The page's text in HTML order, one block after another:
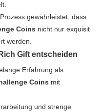
gewährleistet, dass
Coins nicht nur exquisit
werden.
Gift entscheiden
Erfahrung als
Coins mit
und strenge